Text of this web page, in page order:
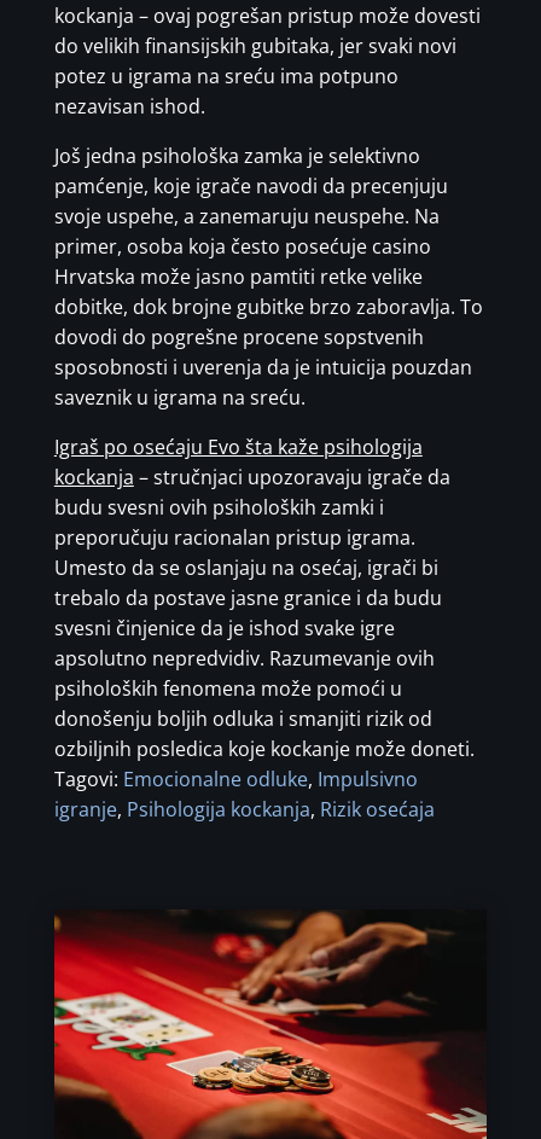
kockanja – ovaj pogrešan pristup može dovesti
do velikih finansijskih gubitaka, jer svaki novi
potez u igrama na sreću ima potpuno
nezavisan ishod.
Još jedna psihološka zamka je selektivno
pamćenje, koje igrače navodi da precenjuju
svoje uspehe, a zanemaruju neuspehe. Na
primer, osoba koja često posećuje casino
Hrvatska može jasno pamtiti retke velike
dobitke, dok brojne gubitke brzo zaboravlja. To
dovodi do pogrešne procene sopstvenih
sposobnosti i uverenja da je intuicija pouzdan
saveznik u igrama na sreću.
Igraš po osećaju Evo šta kaže psihologija
kockanja – stručnjaci upozoravaju igrače da
budu svesni ovih psiholoških zamki i
preporučuju racionalan pristup igrama.
Umesto da se oslanjaju na osećaj, igrači bi
trebalo da postave jasne granice i da budu
svesni činjenice da je ishod svake igre
apsolutno nepredvidiv. Razumevanje ovih
psiholoških fenomena može pomoći u
donošenju boljih odluka i smanjiti rizik od
ozbiljnih posledica koje kockanje može doneti.
Tagovi: Emocionalne odluke, Impulsivno
igranje, Psihologija kockanja, Rizik osećaja